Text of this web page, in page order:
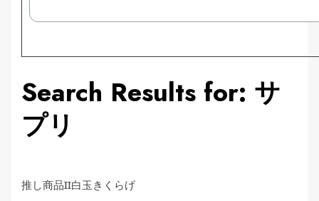
Search Results for: サ
プリ
推し商品II白玉きくらげ